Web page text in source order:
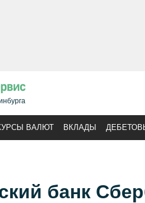
ВАЛЮТ ВКЛАДЫ
банк